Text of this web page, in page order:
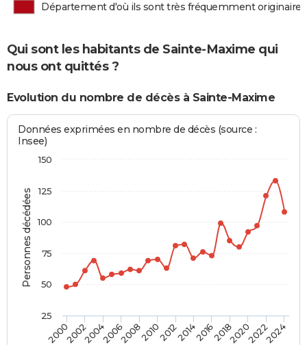
Département d'où ils sont très fréquemment originaires
Qui sont les habitants de Sainte-Maxime qui
nous ont quittés ?
Evolution du nombre de décès à Sainte-Maxime
Personnes décédées
Données exprimées en nombre de décès (source :
Insee)
2000200220042006200820102012201420162018202020222024
25
50
75
100
125
150